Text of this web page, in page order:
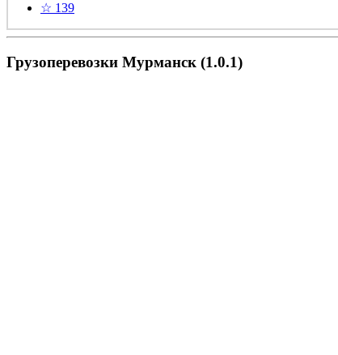
☆ 139
Грузоперевозки Мурманск (1.0.1)